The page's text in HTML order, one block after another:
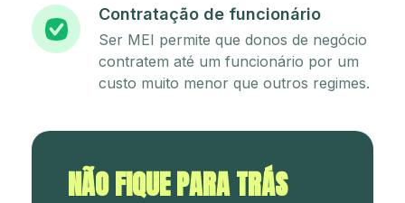
Contratação de funcionário
Ser MEI permite que donos de negócio
contratem até um funcionário por um
custo muito menor que outros regimes.
NÃO FIQUE PARA TRÁS